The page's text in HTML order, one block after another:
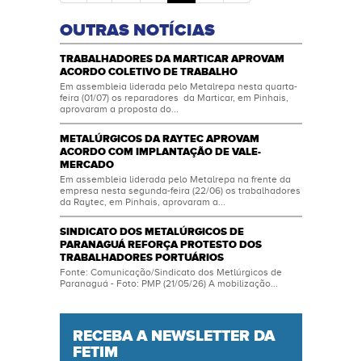
OUTRAS NOTÍCIAS
TRABALHADORES DA MARTICAR APROVAM
ACORDO COLETIVO DE TRABALHO
Em assembleia liderada pelo Metalrepa nesta quarta-
feira (01/07) os reparadores da Marticar, em Pinhais,
aprovaram a proposta do...
METALÚRGICOS DA RAYTEC APROVAM
ACORDO COM IMPLANTAÇÃO DE VALE-
MERCADO
Em assembleia liderada pelo Metalrepa na frente da
empresa nesta segunda-feira (22/06) os trabalhadores
da Raytec, em Pinhais, aprovaram a...
SINDICATO DOS METALÚRGICOS DE
PARANAGUÁ REFORÇA PROTESTO DOS
TRABALHADORES PORTUÁRIOS
Fonte: Comunicação/Sindicato dos Metlúrgicos de
Paranaguá - Foto: PMP (21/05/26) A mobilização...
RECEBA A NEWSLETTER DA
FETIM